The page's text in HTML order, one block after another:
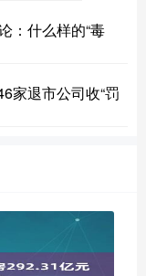
：什么样的“毒
家退市公司收“罚